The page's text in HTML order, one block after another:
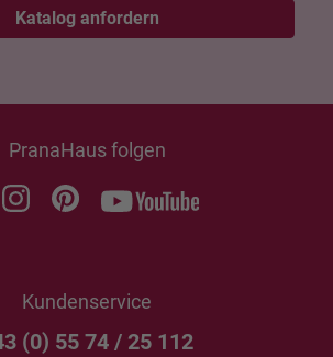
Katalog anfordern
PranaHaus folgen
Kundenservice
(0) 55 74 / 25 112